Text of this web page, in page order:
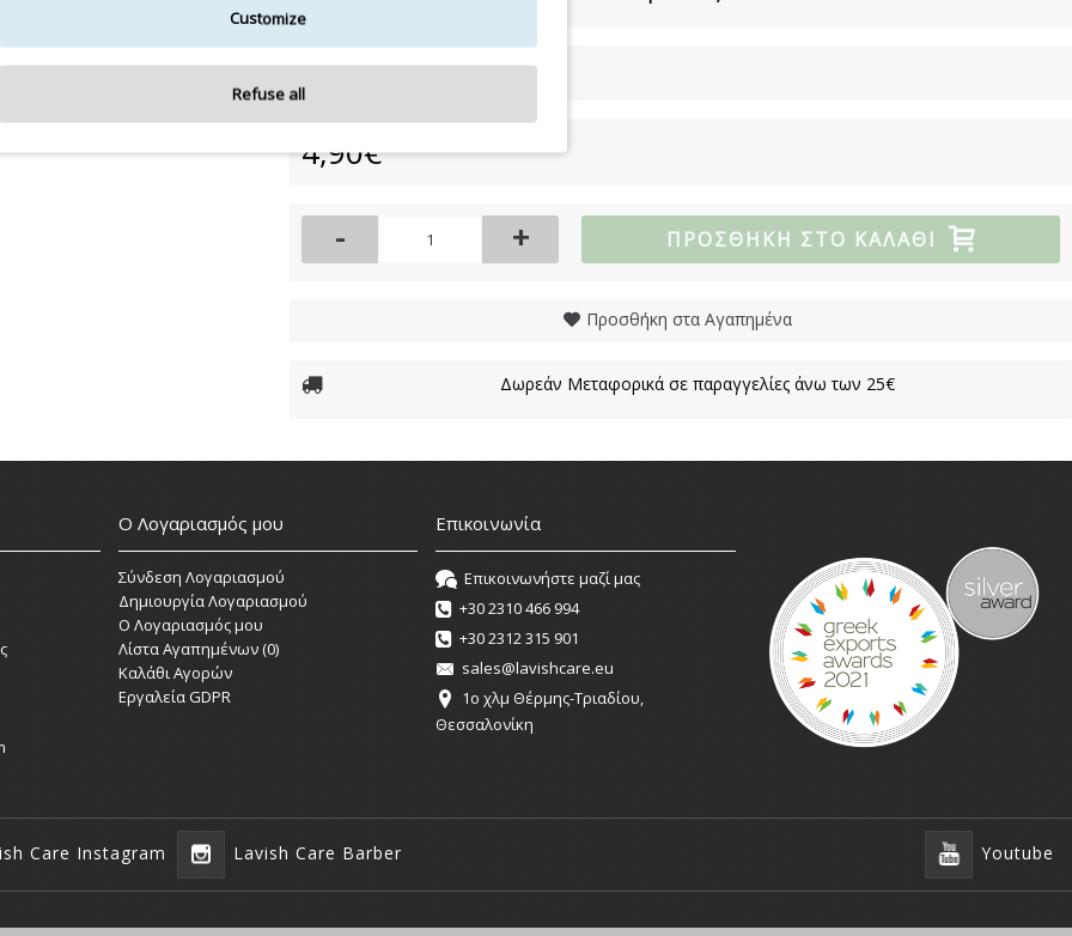
Διαθεσιμότητα:Μη διαθέσιμο
4,90€
- + ΠΡΟΣΘΉΚΗ ΣΤΟ ΚΑΛΆΘΙ
Προσθήκη στα Αγαπημένα
Δωρεάν Μεταφορικά σε παραγγελίες άνω των 25€
Ο Λογαριασμός μου
Σύνδεση Λογαριασμού
Δημιουργία Λογαριασμού
O Λογαριασμός μου
Λίστα Αγαπημένων (0)
Καλάθι Αγορών
Εργαλεία GDPR
Επικοινωνία
Επικοινωνήστε μαζί μας
+30 2310 466 994
+30 2312 315 901
sales@lavishcare.eu
1o χλμ Θέρμης-Τριαδίου,
Θεσσαλονίκη
Care Instagram Lavish Care Barber Youtube
Customize
Refuse all